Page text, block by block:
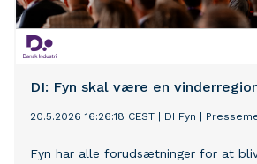
DI: Fyn skal være en
20.5.2026 16:26:18 CEST DI Fyn
Fyn har alle forudsætninger for at